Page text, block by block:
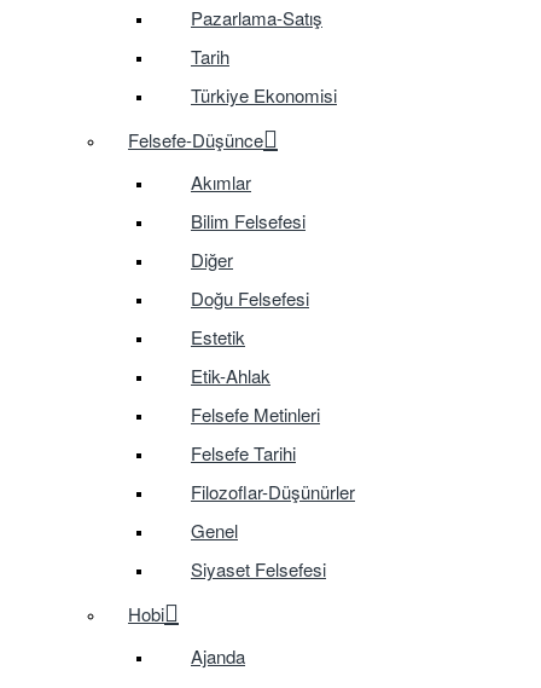
Pazarlama-Satış
Tarih
Türkiye Ekonomisi
Felsefe-Düşünce
Akımlar
Bilim Felsefesi
Diğer
Doğu Felsefesi
Estetik
Etik-Ahlak
Felsefe Metinleri
Felsefe Tarihi
Filozoflar-Düşünürler
Genel
Siyaset Felsefesi
Hobi
Ajanda